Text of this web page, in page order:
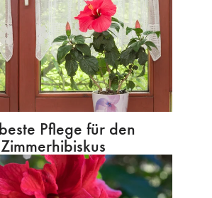
Pflege für den
Zimmerhibiskus